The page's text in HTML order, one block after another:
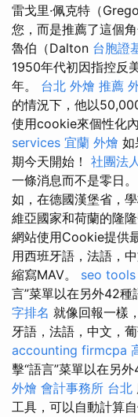
雷戈里·佩克特（
您，而是推薦了這個角
魯伯（Dalton 台胞證
1950年代初因指控反
年。 台北 外燴 推薦
的情況下，他以
使用cookie來個性化
services 宜蘭 外燴 如
期今天開始！ 社團法
一條消息而不是零日。
如，在德國漢堡省，
維亞國家和荷蘭的隆
網站使用Cookie提供
用西班牙語，法語，
縮寫MAV。 seo tools
言”菜單以在另外42種
字排名 就像回報一樣
牙語，法語，中文，
accounting firmcpa
擊“語言”菜單以在另
外燴 會計事務所 台北
工具，可以自動計算